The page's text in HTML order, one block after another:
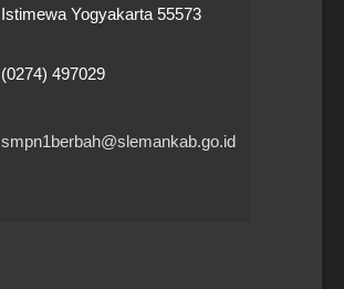
Istimewa Yogyakarta 55573
(0274) 497029
smpn1berbah@slemankab.go.id